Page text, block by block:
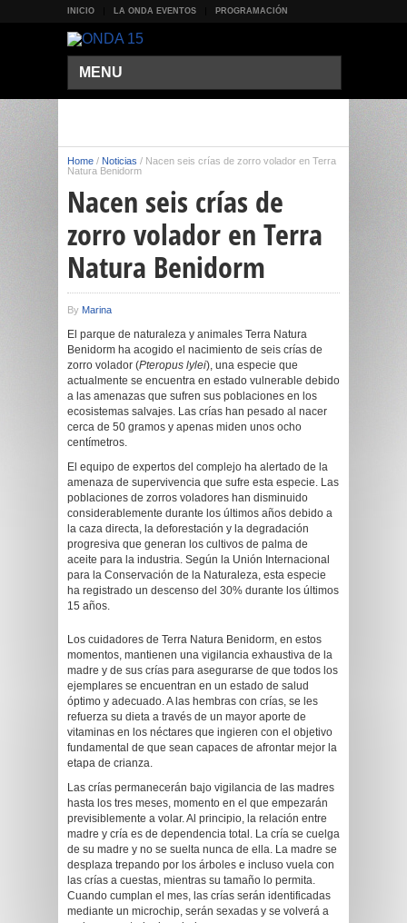
INICIO LA ONDA EVENTOS PROGRAMACIÓN
MENU
Home / Noticias / Nacen seis crías de zorro volador en Terra
Natura Benidorm
Nacen seis crías de
zorro volador en Terra
Natura Benidorm
By Marina
El parque de naturaleza y animales Terra Natura
Benidorm ha acogido el nacimiento de seis crías de
zorro volador (Pteropus lylei), una especie que
actualmente se encuentra en estado vulnerable debido
a las amenazas que sufren sus poblaciones en los
ecosistemas salvajes. Las crías han pesado al nacer
cerca de 50 gramos y apenas miden unos ocho
centímetros.
El equipo de expertos del complejo ha alertado de la
amenaza de supervivencia que sufre esta especie. Las
poblaciones de zorros voladores han disminuido
considerablemente durante los últimos años debido a
la caza directa, la deforestación y la degradación
progresiva que generan los cultivos de palma de
aceite para la industria. Según la Unión Internacional
para la Conservación de la Naturaleza, esta especie
ha registrado un descenso del 30% durante los últimos
15 años.
Los cuidadores de Terra Natura Benidorm, en estos
momentos, mantienen una vigilancia exhaustiva de la
madre y de sus crías para asegurarse de que todos los
ejemplares se encuentran en un estado de salud
óptimo y adecuado. A las hembras con crías, se les
refuerza su dieta a través de un mayor aporte de
vitaminas en los néctares que ingieren con el objetivo
fundamental de que sean capaces de afrontar mejor la
etapa de crianza.
Las crías permanecerán bajo vigilancia de las madres
hasta los tres meses, momento en el que empezarán
previsiblemente a volar. Al principio, la relación entre
madre y cría es de dependencia total. La cría se cuelga
de su madre y no se suelta nunca de ella. La madre se
desplaza trepando por los árboles e incluso vuela con
las crías a cuestas, mientras su tamaño lo permita.
Cuando cumplan el mes, las crías serán identificadas
mediante un microchip, serán sexadas y se volverá a